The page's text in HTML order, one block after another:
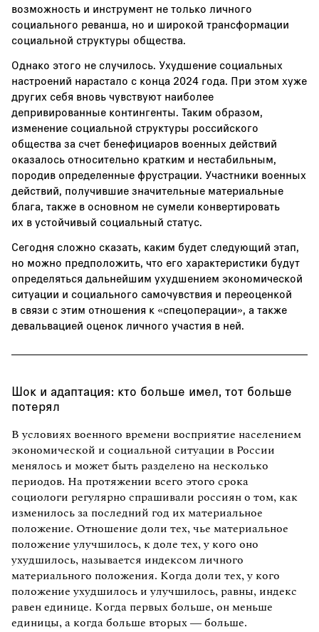
возможность и инструмент не только личного
социального реванша, но и широкой трансформации
социальной структуры общества.
Однако этого не случилось. Ухудшение социальных
настроений нарастало с конца 2024 года. При этом хуже
других себя вновь чувствуют наиболее
депривированные контингенты. Таким образом,
изменение социальной структуры российского
общества за счет бенефициаров военных действий
оказалось относительно кратким и нестабильным,
породив определенные фрустрации. Участники военных
действий, получившие значительные материальные
блага, также в основном не сумели конвертировать
их в устойчивый социальный статус.
Сегодня сложно сказать, каким будет следующий этап,
но можно предположить, что его характеристики будут
определяться дальнейшим ухудшением экономической
ситуации и социального самочувствия и переоценкой
в связи с этим отношения к «спецоперации», а также
девальвацией оценок личного участия в ней.
Шок и адаптация: кто больше имел, тот больше
потерял
В условиях военного времени восприятие населением
экономической и социальной ситуации в России
менялось и может быть разделено на несколько
периодов. На протяжении всего этого срока
социологи регулярно спрашивали россиян о том, как
изменилось за последний год их материальное
положение. Отношение доли тех, чье материальное
положение улучшилось, к доле тех, у кого оно
ухудшилось, называется индексом личного
материального положения. Когда доли тех, у кого
положение ухудшилось и улучшилось, равны, индекс
равен единице. Когда первых больше, он меньше
единицы, а когда больше вторых — больше.